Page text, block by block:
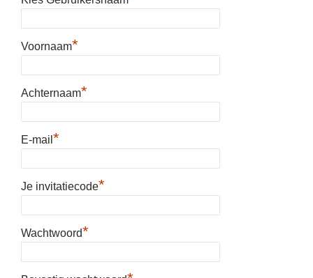
Voornaam*
Achternaam*
E-mail *
Je invitatiecode*
Wachtwoord*